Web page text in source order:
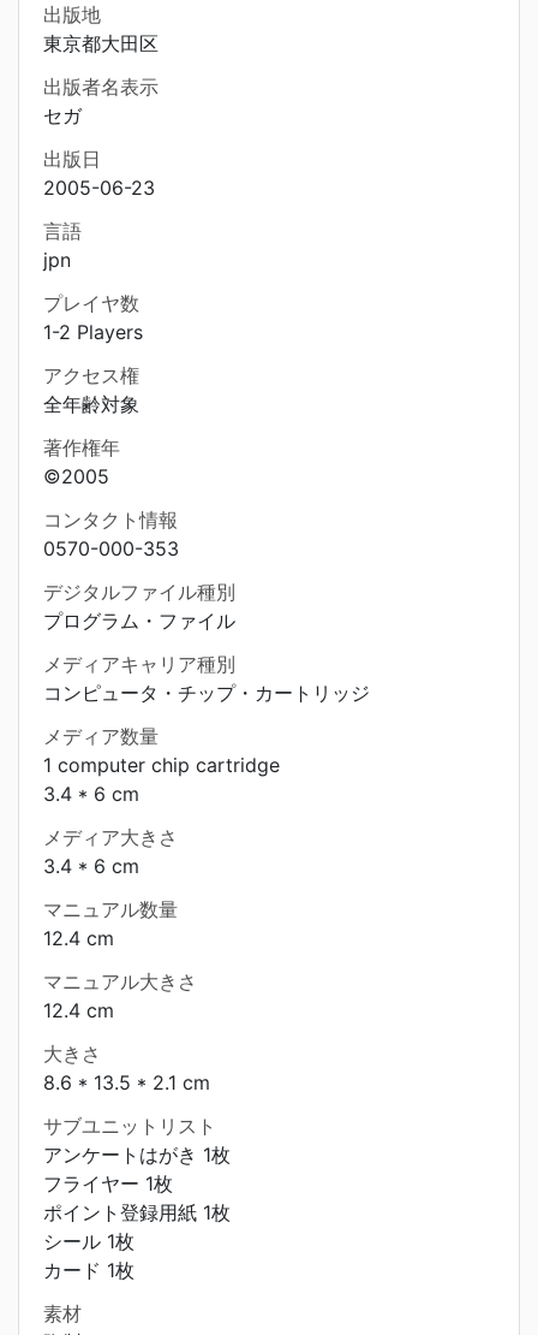
出版地
東京都大田区
出版者名表示
セガ
出版日
2005-06-23
言語
jpn
プレイヤ数
1-2 Players
アクセス権
全年齢対象
著作権年
©2005
コンタクト情報
0570-000-353
デジタルファイル種別
プログラム・ファイル
メディアキャリア種別
コンピュータ・チップ・カートリッジ
メディア数量
1 computer chip cartridge
3.4 * 6 cm
メディア大きさ
3.4 * 6 cm
マニュアル数量
12.4 cm
マニュアル大きさ
12.4 cm
大きさ
8.6 * 13.5 * 2.1 cm
サブユニットリスト
アンケートはがき 1枚
フライヤー 1枚
ポイント登録用紙 1枚
シール 1枚
カード 1枚
素材